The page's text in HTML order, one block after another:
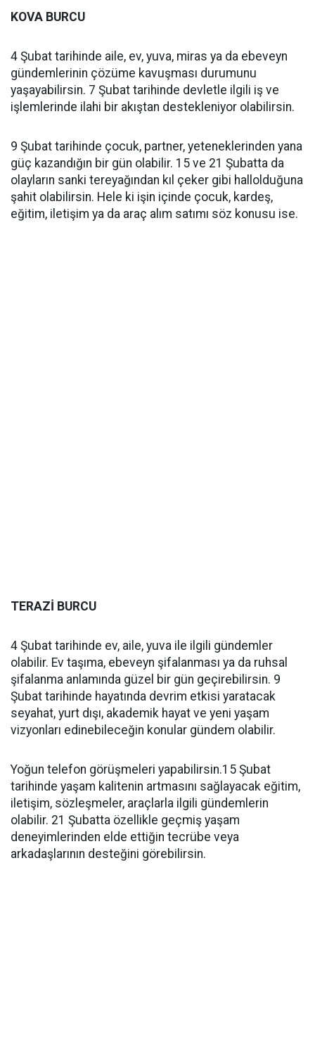
KOVA BURCU
4 Şubat tarihinde aile, ev, yuva, miras ya da ebeveyn
gündemlerinin çözüme kavuşması durumunu
yaşayabilirsin. 7 Şubat tarihinde devletle ilgili iş ve
işlemlerinde ilahi bir akıştan destekleniyor olabilirsin.
9 Şubat tarihinde çocuk, partner, yeteneklerinden yana
güç kazandığın bir gün olabilir. 15 ve 21 Şubatta da
olayların sanki tereyağından kıl çeker gibi hallolduğuna
şahit olabilirsin. Hele ki işin içinde çocuk, kardeş,
eğitim, iletişim ya da araç alım satımı söz konusu ise.
TERAZİ BURCU
4 Şubat tarihinde ev, aile, yuva ile ilgili gündemler
olabilir. Ev taşıma, ebeveyn şifalanması ya da ruhsal
şifalanma anlamında güzel bir gün geçirebilirsin. 9
Şubat tarihinde hayatında devrim etkisi yaratacak
seyahat, yurt dışı, akademik hayat ve yeni yaşam
vizyonları edinebileceğin konular gündem olabilir.
Yoğun telefon görüşmeleri yapabilirsin.15 Şubat
tarihinde yaşam kalitenin artmasını sağlayacak eğitim,
iletişim, sözleşmeler, araçlarla ilgili gündemlerin
olabilir. 21 Şubatta özellikle geçmiş yaşam
deneyimlerinden elde ettiğin tecrübe veya
arkadaşlarının desteğini görebilirsin.